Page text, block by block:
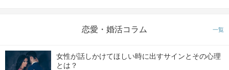
気になったお相手に、
LINE IDなど連絡先送信もできます！
恋愛・婚活コラム 一覧
女性が話しかけてほしい時に出すサインとその心理
とは？